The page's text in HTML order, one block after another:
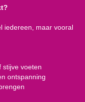
iedereen, maar vooral
stijve voeten
ontspanning